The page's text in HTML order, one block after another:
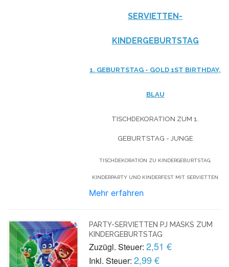
SERVIETTEN-
KINDERGEBURTSTAG
1. GEBURTSTAG - GOLD 1ST BIRTHDAY,
BLAU
TISCHDEKORATION ZUM 1.
GEBURTSTAG - JUNGE
TISCHDEKORATION ZU KINDERGEBURTSTAG,
KINDERPARTY UND KINDERFEST MIT SERVIETTEN
Mehr erfahren
PARTY-SERVIETTEN PJ MASKS ZUM
KINDERGEBURTSTAG
Zuzügl. Steuer: 2,51 €
Inkl. Steuer: 2,99 €